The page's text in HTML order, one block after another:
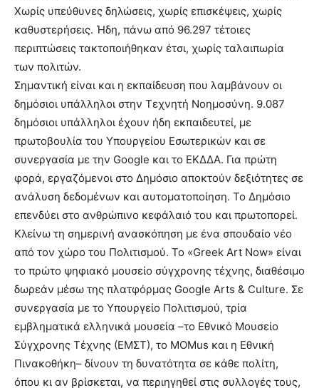
Χωρίς υπεύθυνες δηλώσεις, χωρίς επισκέψεις, χωρίς
καθυστερήσεις. Ήδη, πάνω από 96.297 τέτοιες
περιπτώσεις τακτοποιήθηκαν έτσι, χωρίς ταλαιπωρία
των πολιτών.
Σημαντική είναι και η εκπαίδευση που λαμβάνουν οι
δημόσιοι υπάλληλοι στην Τεχνητή Νοημοσύνη. 9.087
δημόσιοι υπάλληλοι έχουν ήδη εκπαιδευτεί, με
πρωτοβουλία του Υπουργείου Εσωτερικών και σε
συνεργασία με την Google και το ΕΚΔΔΑ. Για πρώτη
φορά, εργαζόμενοι στο Δημόσιο αποκτούν δεξιότητες σε
ανάλυση δεδομένων και αυτοματοποίηση. Το Δημόσιο
επενδύει στο ανθρώπινο κεφάλαιό του και πρωτοπορεί.
Κλείνω τη σημερινή ανασκόπηση με ένα σπουδαίο νέο
από τον χώρο του Πολιτισμού. Το «Greek Art Now» είναι
το πρώτο ψηφιακό μουσείο σύγχρονης τέχνης, διαθέσιμο
δωρεάν μέσω της πλατφόρμας Google Arts & Culture. Σε
συνεργασία με το Υπουργείο Πολιτισμού, τρία
εμβληματικά ελληνικά μουσεία –το Εθνικό Μουσείο
Σύγχρονης Τέχνης (ΕΜΣΤ), το MOMus και η Εθνική
Πινακοθήκη– δίνουν τη δυνατότητα σε κάθε πολίτη,
όπου κι αν βρίσκεται, να περιηγηθεί στις συλλογές τους,